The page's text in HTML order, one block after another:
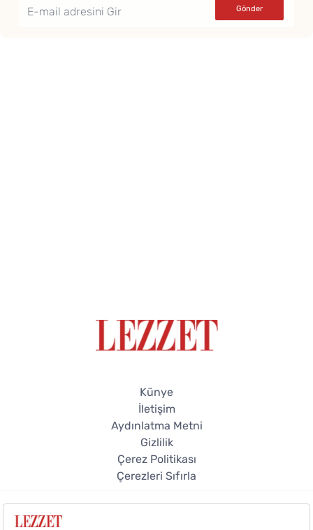
Künye
İletişim
Aydınlatma Metni
Gizlilik
Çerez Politikası
Çerezleri Sıfırla